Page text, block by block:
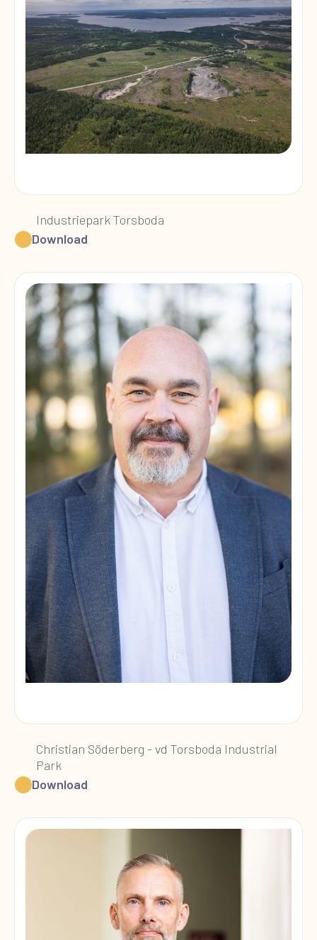
Industriepark Torsboda
Download
Christian Söderberg - vd Torsboda Industrial
Park
Download